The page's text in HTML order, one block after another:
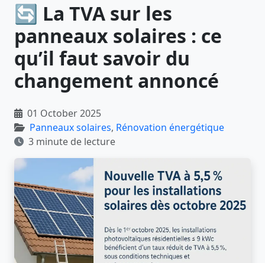
🔄 La TVA sur les
panneaux solaires : ce
qu’il faut savoir du
changement annoncé
01 October 2025
Panneaux solaires, Rénovation énergétique
3 minute de lecture